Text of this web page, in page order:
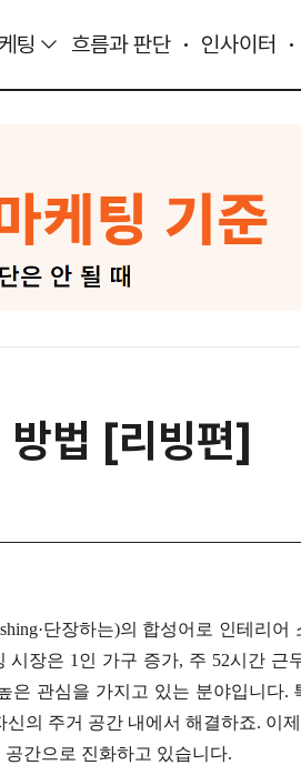
팅 흐름과 판단 인사이터
방법 [리빙편]
단장하는)의 합성어로 인테리
장은 1인 가구 증가, 주 52시간 근
은 관심을 가지고 있는 분야입니다.
의 주거 공간 내에서 해결하죠. 이
간으로 진화하고 있습니다.